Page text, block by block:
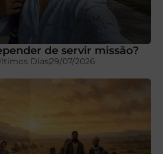
de servir missão?
Dias29/07/2026